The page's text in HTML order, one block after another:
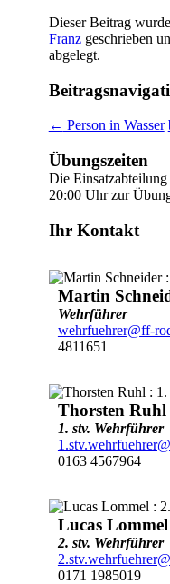
Dieser Beitrag
Franzgeschrieben
abgelegt.
← Person in Wasser
Übungszeiten
Die
20:00 Uhr zur
Ihr Kontakt
Martin
Wehrführer
wehrfuehrer@ff-
4811651
Thorsten Ruhl
1. stv. Wehrführer
0163 4567964
Lucas Lommel
2. stv. Wehrführer
0171 1985019